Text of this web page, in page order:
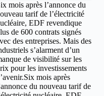
mois après l’annonce du
tarif de l’électricité
EDF revendique
de 600 contrats signés
des entreprises. Mais des
s’alarment d’un
de visibilité sur les
pour les investissements
mois après
du nouveau tarif de